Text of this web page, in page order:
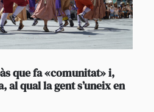
que fa «comunitat» i,
al qual la gent s’uneix en